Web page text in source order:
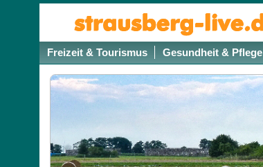
Freizeit & Tourismus Gesundheit & Pflege